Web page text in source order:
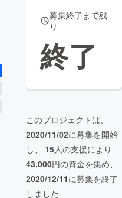
募集終了まで残
り
終了
このプロジェクトは、
2020/11/02に募集を開始
し、 15人の支援により
43,000円の資金を集め、
2020/12/11に募集を終了
しました